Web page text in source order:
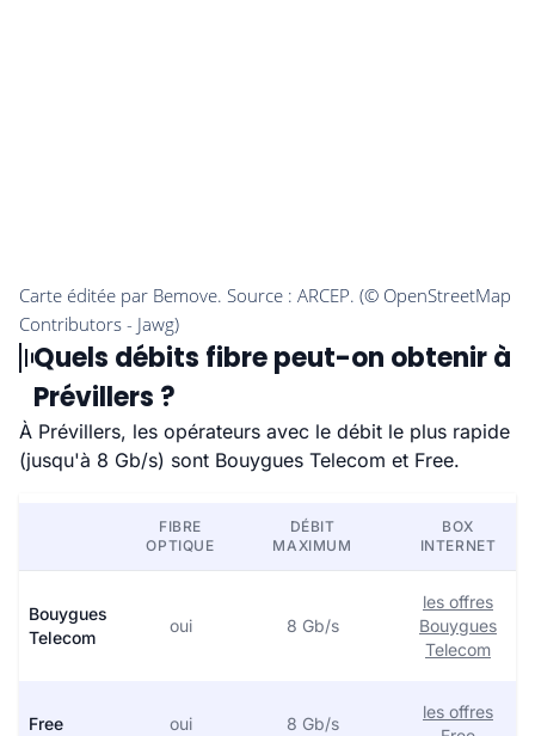
Quels débits fibre peut-on obtenir à
Prévillers ?
À Prévillers, les opérateurs avec le débit le plus rapide
(jusqu'à 8 Gb/s) sont Bouygues Telecom et Free.
FIBRE
OPTIQUE
DÉBIT
MAXIMUM
BOX
INTERNET
Bouygues
Telecom
oui 8 Gb/s
les offres
Bouygues
Telecom
Free oui 8 Gb/s
les offres